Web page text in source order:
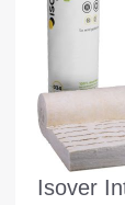
Isover